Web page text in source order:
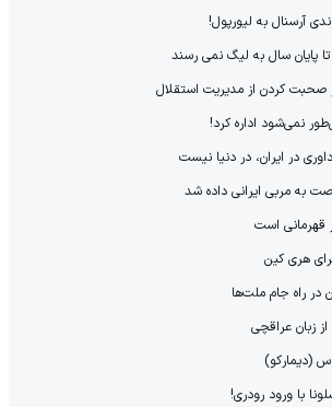
پایان سال به لیگ نمی رسند
کردن از مدیریت استقلال
نمی‌شود اداره کرد!
در ایران، در دنیا نیست
به مربی ایرانی داده شد
قهرمانی است
هری کین
در راه جام ملت‌ها
زبان عراقچی
(دیمارکو)
با ورود رودری!